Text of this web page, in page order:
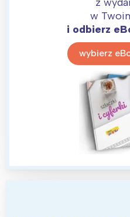
w
i odbierz
wybierz